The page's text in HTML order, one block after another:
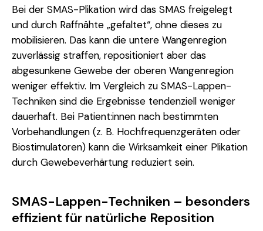
Bei der SMAS-Plikation wird das SMAS freigelegt
und durch Raffnähte „gefaltet“, ohne dieses zu
mobilisieren. Das kann die untere Wangenregion
zuverlässig straffen, repositioniert aber das
abgesunkene Gewebe der oberen Wangenregion
weniger effektiv. Im Vergleich zu SMAS-Lappen-
Techniken sind die Ergebnisse tendenziell weniger
dauerhaft. Bei Patient:innen nach bestimmten
Vorbehandlungen (z. B. Hochfrequenzgeräten oder
Biostimulatoren) kann die Wirksamkeit einer Plikation
durch Gewebeverhärtung reduziert sein.
SMAS-Lappen-Techniken – besonders
effizient für natürliche Reposition